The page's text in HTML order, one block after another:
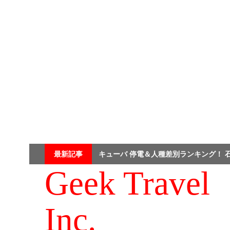
最新記事 キューバ 停電＆人種差別ランキング！
Geek Travel
Inc.